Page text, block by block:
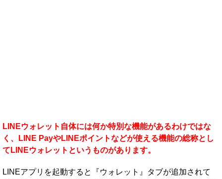
LINEウォレット自体には何か特別な機能があるわけではな
く、LINE PayやLINEポイントなどが使える機能の総称とし
てLINEウォレットというものがあります。
LINEアプリを起動すると『ウォレット』タブが追加されて